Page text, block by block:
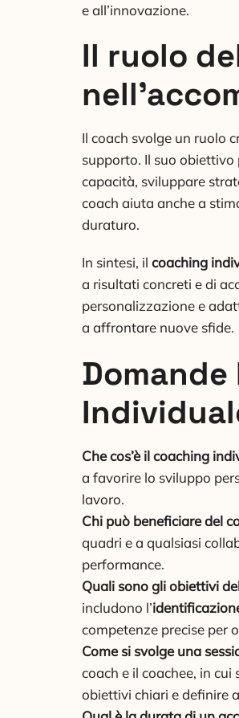
e all’innovazione.
Il ruolo
Il coach svolge un ruolo
supporto. Il suo obiettivo
capacità, sviluppare
coach aiuta anche a
duraturo.
In sintesi, il coaching
a risultati concreti e di
personalizzazione e
a affrontare nuove sfide.
Che cos’è il coaching
a favorire lo sviluppo
lavoro.
Chi può beneficiare del
quadri e a qualsiasi
performance.
Quali sono gli obiettivi
includono l’
competenze precise per
Come si svolge una
coach e il coachee, in
obiettivi chiari e definire